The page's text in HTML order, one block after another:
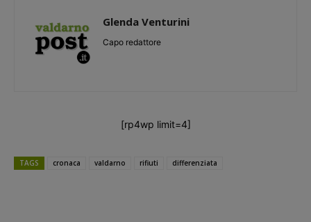
Glenda Venturini
Capo redattore
[rp4wp limit=4]
TAGS cronaca valdarno rifiuti differenziata